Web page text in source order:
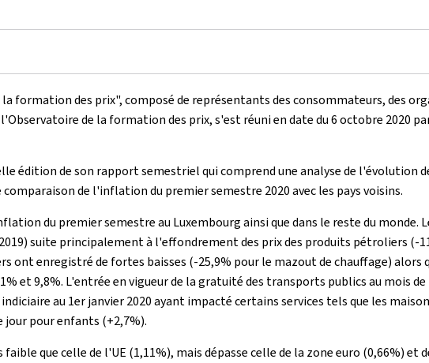
formation des prix", composé de représentants des consommateurs, des
de la formation des prix, s'est réuni en date du 6 octobre 2020
édition de son rapport semestriel qui comprend une analyse de l'évolution
de l'inflation du premier semestre 2020 avec les pays voisins.
du premier semestre au Luxembourg ainsi que dans le reste du monde.
suite principalement à l'effondrement des prix des produits pétroliers (-
ont enregistré de fortes baisses (-25,9% pour le mazout de chauffage) alors
et 9,8%. L'entrée en vigueur de la gratuité des transports publics au mois de
au 1er janvier 2020 ayant impacté certains services tels que les
pour enfants (+2,7%).
que celle de l'UE (1,11%), mais dépasse celle de la zone euro (0,66%) et